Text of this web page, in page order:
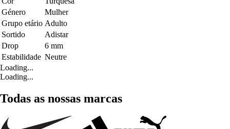
Género
Mulher
Grupo etário Adulto
Sortido
Adistar
Drop
6 mm
Estabilidade Neutre
Loading...
Loading...
Todas as nossas marcas